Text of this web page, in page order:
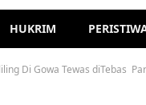
HUKRIM
Di Gowa Tewas diTebas